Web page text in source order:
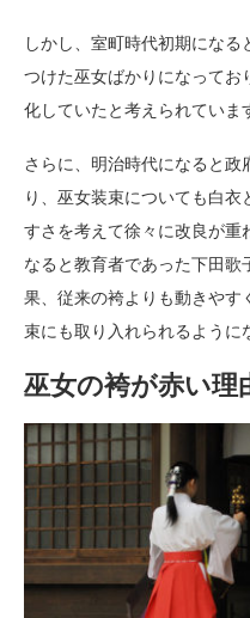
しかし、室町時代初期にな
つけた巫女ばかりになってお
化していたと考えられていま
さらに、明治時代になると政
り、巫女装束についても白
すさを考えて徐々に改良が重
なると教育者であった下田
果、従来の袴よりも動きやす
束にも取り入れられるように
巫女の袴が赤い理